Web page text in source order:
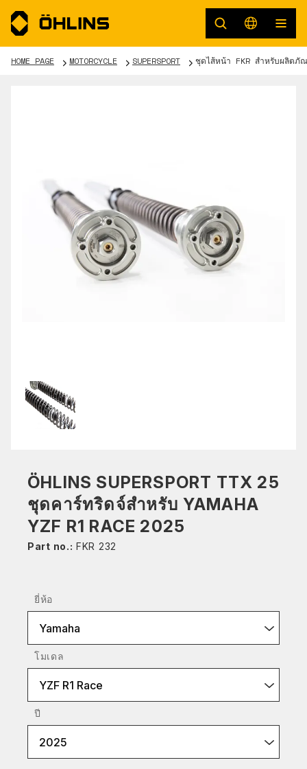
HOME PAGE MOTORCYCLE SUPERSPORT ชุดไส้หน้า FKR สำหรับผลิตภัณ
ÖHLINS SUPERSPORT TTX 25
ชุดคาร์ทริดจ์สำหรับ YAMAHA
YZF R1 RACE 2025
Part no.: FKR 232
ยี่ห้อ
Yamaha
โมเดล
YZF R1 Race
ปี
2025